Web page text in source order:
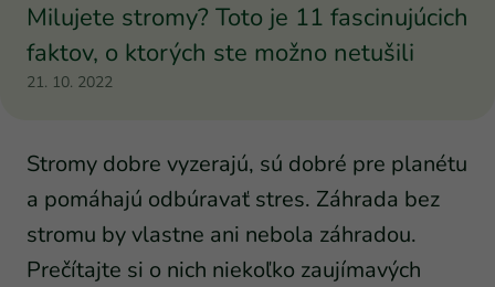
Milujete stromy? Toto je 11 fascinujúcich
faktov, o ktorých ste možno netušili
21. 10. 2022
Stromy dobre vyzerajú, sú dobré pre planétu
a pomáhajú odbúravať stres. Záhrada bez
stromu by vlastne ani nebola záhradou.
Prečítajte si o nich niekoľko zaujímavých